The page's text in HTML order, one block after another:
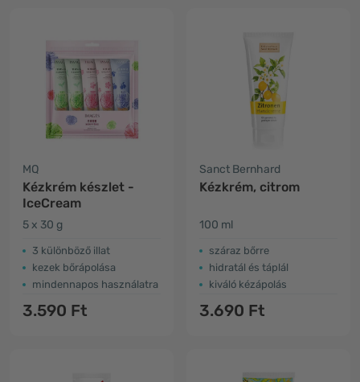
MQ
Kézkrém készlet -
IceCream
5 x 30 g
3 különböző illat
kezek bőrápolása
mindennapos használatra
3.590 Ft
Sanct Bernhard
Kézkrém, citrom
100 ml
száraz bőrre
hidratál és táplál
kiváló kézápolás
3.690 Ft